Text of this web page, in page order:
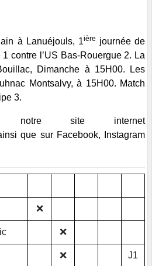
à Lanuéjouls, 1ière journée de
contre l’US Bas-Rouergue 2. La
Dimanche à 15H00. Les
Montsalvy, à 15H00. Match
3.
notre site internet
que sur Facebook, Instagram
❌
❌
❌ J1